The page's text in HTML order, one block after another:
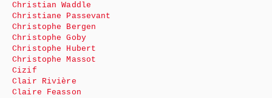
Christian Waddle
Christiane Passevant
Christophe Bergen
Christophe Goby
Christophe Hubert
Christophe Massot
Cizif
Clair Rivière
Claire Feasson